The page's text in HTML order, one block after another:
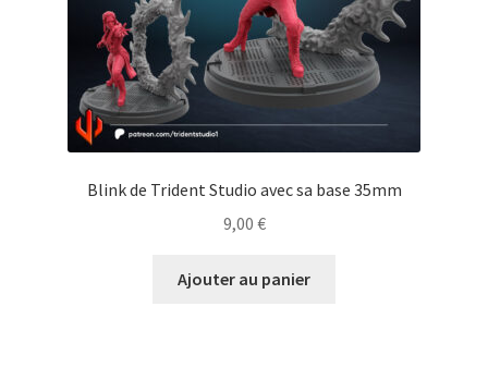
Blink de Trident Studio avec sa base 35mm
9,00 €
Ajouter au panier